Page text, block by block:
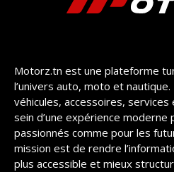
Motorz.tn est une plateforme
l’univers auto, moto et
véhicules, accessoires,
sein d’une expérience moderne
passionnés comme pour les
mission est de rendre
plus accessible et mieux